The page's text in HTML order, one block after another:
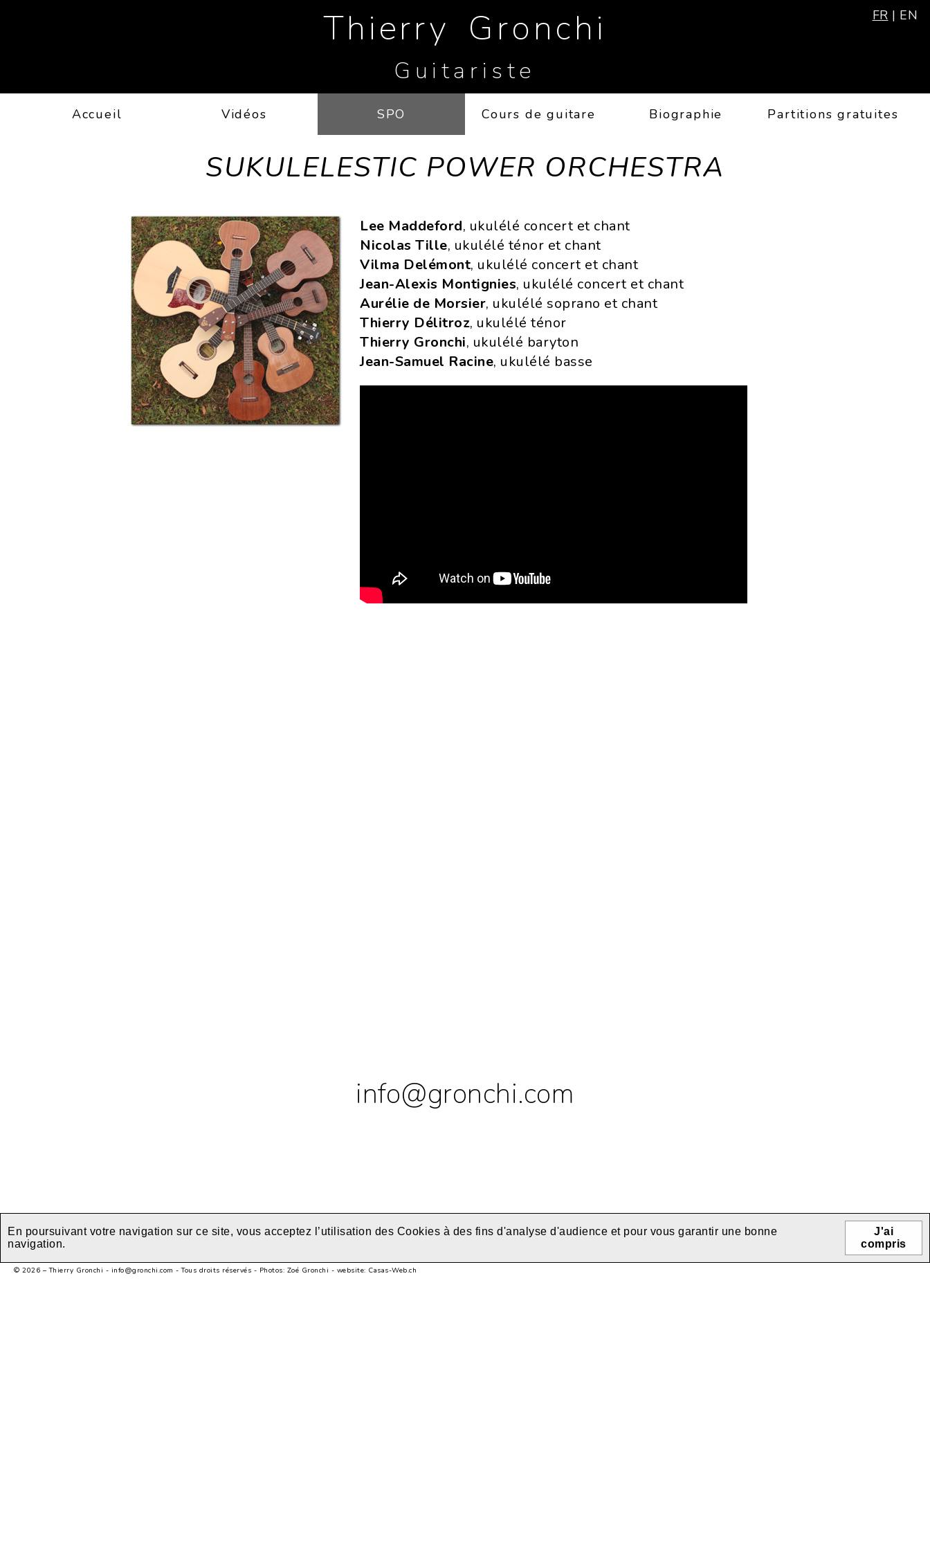
En poursuivant votre navigation sur ce site, vous acceptez l’utilisation des Cookies à des fins d'analyse d'audience et pour vous garantir une bonne
navigation.
J'ai
compris
Thierry Gronchi
Guitariste
FR | EN
Accueil Vidéos SPO Cours de guitare Biographie Partitions gratuites
SUKULELESTIC POWER ORCHESTRA
Lee Maddeford, ukulélé concert et chant
Nicolas Tille, ukulélé ténor et chant
Vilma Delémont, ukulélé concert et chant
Jean-Alexis Montignies, ukulélé concert et chant
Aurélie de Morsier, ukulélé soprano et chant
Thierry Délitroz, ukulélé ténor
Thierry Gronchi, ukulélé baryton
Jean-Samuel Racine, ukulélé basse
info@gronchi.com
© 2026 – Thierry Gronchi - info@gronchi.com - Tous droits réservés - Photos: Zoé Gronchi - website: Casas-Web.ch